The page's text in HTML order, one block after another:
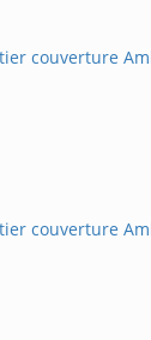
couverture
couverture